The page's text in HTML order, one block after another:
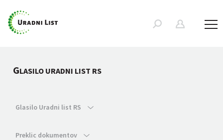
GLASILO URADNI LIST RS
Glasilo Uradni list RS
Preklic dokumentov